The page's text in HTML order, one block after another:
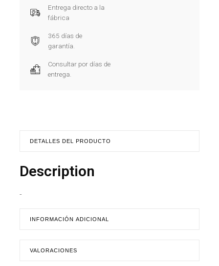
Entrega directo a la
fábrica
365 días de
garantía.
Consultar por días de
entrega.
DETALLES DEL PRODUCTO
Description
-
INFORMACIÓN ADICIONAL
VALORACIONES